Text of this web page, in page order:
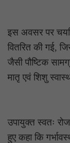
इस अवसर पर
वितरित की गई,
जैसी पौष्टिक
मातृ एवं शिशु
उपायुक्त स्वतः
हुए कहा कि